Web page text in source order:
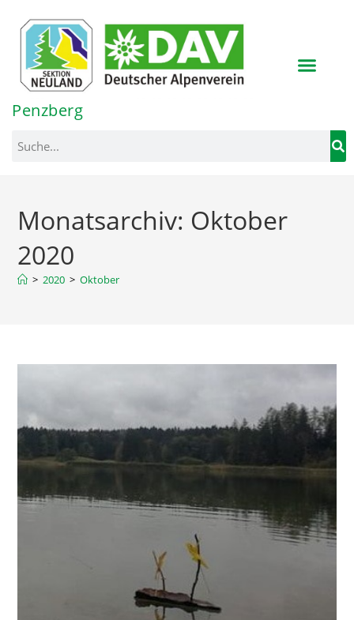
springen
Penzberg
Monatsarchiv: Oktober
2020
> 2020 > Oktober